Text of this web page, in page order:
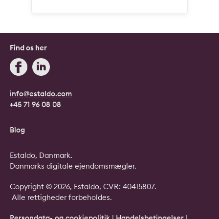
info@estaldo.com
+45 71 96 08 08
Find os her
Blog
Copyright © 2026, Estaldo, CVR: 40415807.
Alle rettigheder forbeholdes.
Estaldo, Danmark.
Danmarks digitale ejendomsmægler.